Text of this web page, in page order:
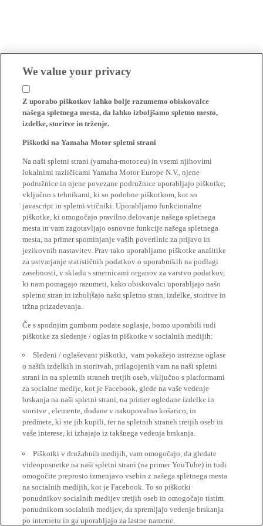
We value your privacy
Z uporabo piškotkov lahko bolje razumemo obiskovalce
našega spletnega mesta, da lahko izboljšamo spletno mesto,
izdelke, storitve in trženje.
Piškotki na Yamaha Motor spletni strani
Na naši spletni strani (yamaha-motor.eu) in vsemi njihovimi
lokalnimi različicami Yamaha Motor Europe N.V., njene
podružnice in njene povezane podružnice uporabljajo piškotke,
vključno s tehnikami, ki so podobne piškotkom, kot so
javascript in spletni vtičniki. Uporabljamo funkcionalne
piškotke, ki omogočajo pravilno delovanje našega spletnega
mesta in vam zagotavljajo osnovne funkcije našega spletnega
mesta, na primer spominjanje vaših poverilnic za prijavo in
jezikovnih nastavitev. Prav tako uporabljamo piškotke analitike
za ustvarjanje statističnih podatkov o uporabnikih na podlagi
zasebnosti, v skladu s smernicami organov za varstvo podatkov,
ki nam pomagajo razumeti, kako obiskovalci uporabljajo našo
spletno stran in izboljšajo našo spletno stran, izdelke, storitve in
tržna prizadevanja.
Če s spodnjim gumbom podate soglasje, bomo uporabili tudi
piškotke za sledenje / oglas in piškotke v socialnih medijih:
Sledeni / oglaševani piškotki, vam pokažejo ustrezne oglase
o naših izdelkih in storitvah, prilagojenih vam na naši spletni
strani in na spletnih straneh tretjih oseb, vključno s platformami
za socialne medije, kot je Facebook, glede na vaše vedenje
brskanja na naši spletni strani, na primer ogledane izdelke in
storitve , elemente, dodane v nakupovalno košarico, in
predmete, ki ste jih kupili, ter na spletnih straneh tretjih oseb in
vaše interese, ki izhajajo iz takšnega vedenja brskanja.
Piškotki v družabnih medijih, vam omogočajo, da gledate
videoposnetke na naši spletni strani (na primer YouTube) in tudi
omogočite preprosto izmenjavo vsebin z našega spletnega mesta
na socialnih medijih, kot je Facebook. To so piškotki
ponudnikov socialnih medijev tretjih oseb in omogočajo tistim
ponudnikom socialnih medijev, da spremljajo vedenje brskanja
po internetu in ga uporabljajo za lastne namene.